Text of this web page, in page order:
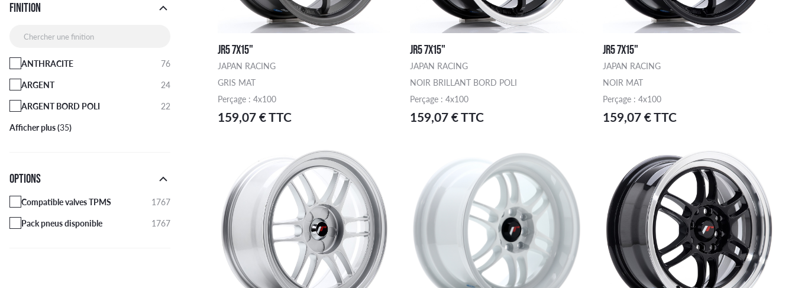
FINITION
ANTHRACITE
76
ARGENT
24
ARGENT BORD POLI
22
Afficher plus (35)
OPTIONS
Compatible valves TPMS
1767
Pack pneus disponible
1767
JR5 7X15"
JAPAN RACING
GRIS MAT
Perçage : 4x100
159,07 € TTC
JR5 7X15"
JAPAN RACING
NOIR BRILLANT BORD POLI
Perçage : 4x100
159,07 € TTC
JR5 7X15"
JAPAN RACING
NOIR MAT
Perçage : 4x100
159,07 € TTC